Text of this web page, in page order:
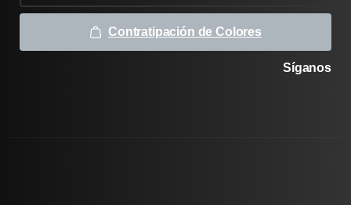
Contratipación de Colores
Síganos